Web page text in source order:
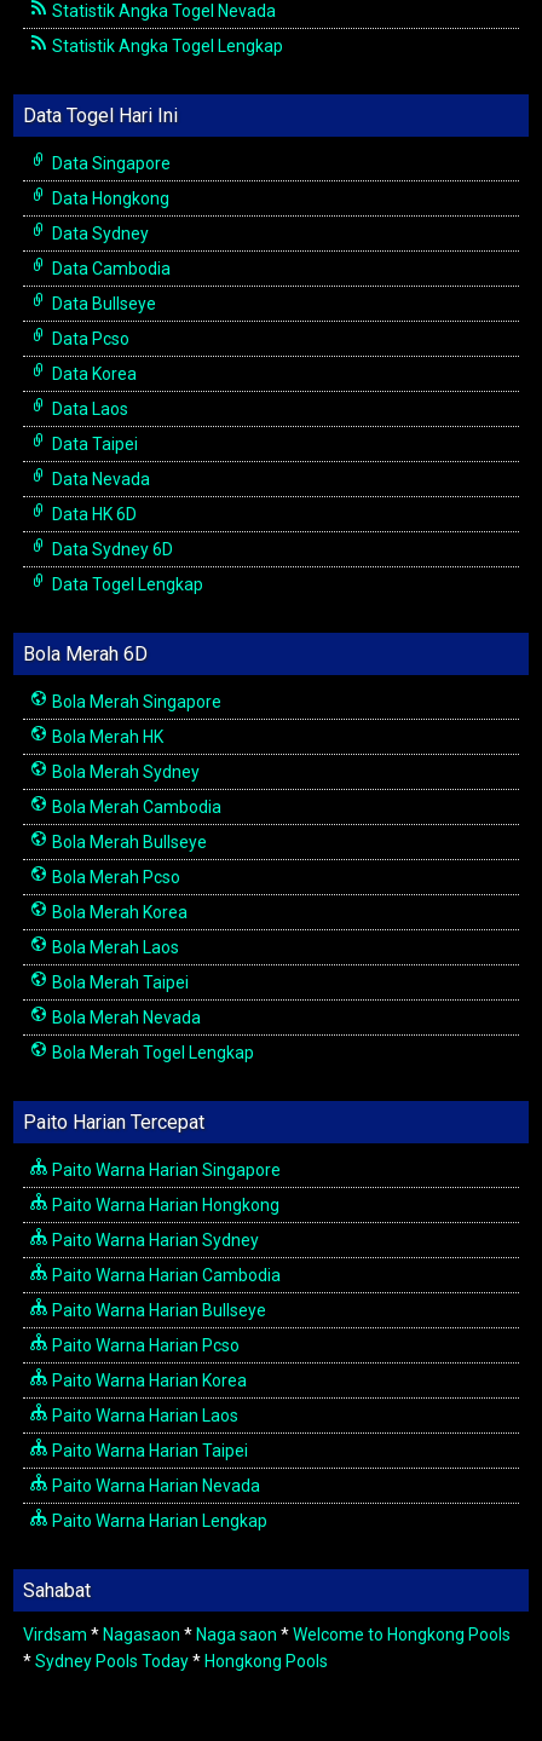
Statistik Angka Togel Nevada
Statistik Angka Togel Lengkap
Data Togel Hari Ini
Data Singapore
Data Hongkong
Data Sydney
Data Cambodia
Data Bullseye
Data Pcso
Data Korea
Data Laos
Data Taipei
Data Nevada
Data HK 6D
Data Sydney 6D
Data Togel Lengkap
Bola Merah 6D
Bola Merah Singapore
Bola Merah HK
Bola Merah Sydney
Bola Merah Cambodia
Bola Merah Bullseye
Bola Merah Pcso
Bola Merah Korea
Bola Merah Laos
Bola Merah Taipei
Bola Merah Nevada
Bola Merah Togel Lengkap
Paito Harian Tercepat
Paito Warna Harian Singapore
Paito Warna Harian Hongkong
Paito Warna Harian Sydney
Paito Warna Harian Cambodia
Paito Warna Harian Bullseye
Paito Warna Harian Pcso
Paito Warna Harian Korea
Paito Warna Harian Laos
Paito Warna Harian Taipei
Paito Warna Harian Nevada
Paito Warna Harian Lengkap
Sahabat
Virdsam * Nagasaon * Naga saon *Welcome to Hongkong Pools
*Sydney Pools Today* Hongkong Pools